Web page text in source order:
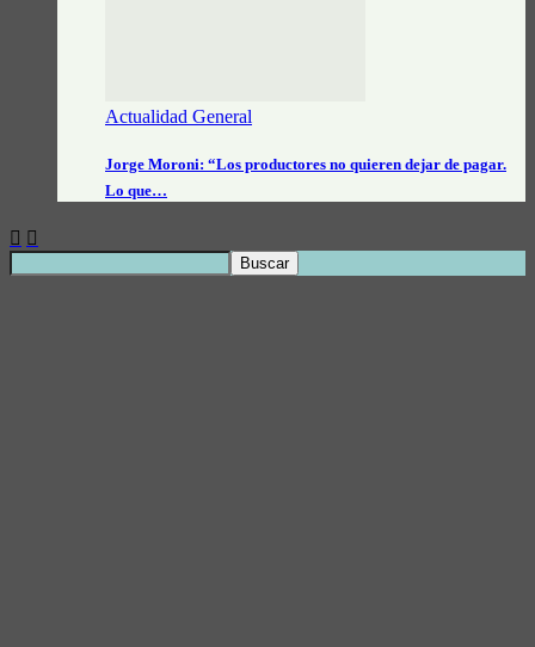
Actualidad General
Jorge Moroni: “Los productores no quieren dejar de pagar.
Lo que…